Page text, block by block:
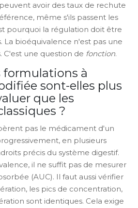
avoir des taux de rechute
même s'ils passent les
pourquoi la régulation doit être
La bioéquivalence n'est pas une
C'est une question de fonction.
formulations à
sont-elles plus
que les
?
pas le médicament d'un
en plusieurs
précis du système digestif.
il ne suffit pas de mesurer
(AUC). Il faut aussi vérifier
les pics de concentration,
sont identiques. Cela exige